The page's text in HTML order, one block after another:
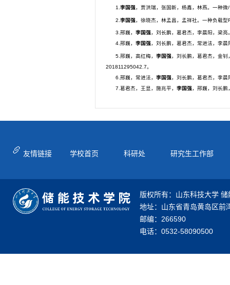
1.李国强，贾洪瑞，张国新，杨鑫，林燕。一种微
2.李国强，徐晓杰，林孟昌，孟祥社。一种负载型
3.邢巍，李国强，刘长鹏，葛君杰，李晨阳，梁
4.邢巍，李国强，刘长鹏，葛君杰，常进法，李
5.邢巍，高红梅，李国强，刘长鹏，葛君杰，金
201811295042.7。
6.邢巍，常进法，李国强，刘长鹏，葛君杰，李
7.葛君杰，王显，施兆平，李国强，邢巍，刘长
友情链接 学校首页 科研处 研究生工作部
版权所有：山东科技大学
地址：山东省青岛黄岛区前
邮编：266590
电话：0532-58090500